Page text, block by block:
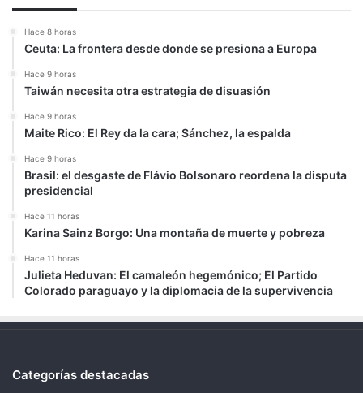
Hace 8 horas
Ceuta: La frontera desde donde se presiona a Europa
Hace 9 horas
Taiwán necesita otra estrategia de disuasión
Hace 9 horas
Maite Rico: El Rey da la cara; Sánchez, la espalda
Hace 9 horas
Brasil: el desgaste de Flávio Bolsonaro reordena la disputa
presidencial
Hace 11 horas
Karina Sainz Borgo: Una montaña de muerte y pobreza
Hace 11 horas
Julieta Heduvan: El camaleón hegemónico; El Partido
Colorado paraguayo y la diplomacia de la supervivencia
Categorías destacadas